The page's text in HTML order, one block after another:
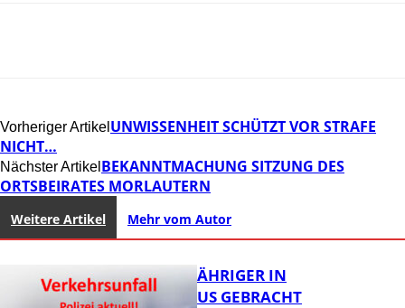
Vorheriger Artikel UNWISSENHEIT SCHÜTZT VOR STRAFE
NICHT…
Nächster Artikel BEKANNTMACHUNG SITZUNG DES
ORTSBEIRATES MORLAUTERN
Weitere Artikel Mehr vom Autor
UNFALL: 58-JÄHRIGER IN
KRANKENHAUS GEBRACHT